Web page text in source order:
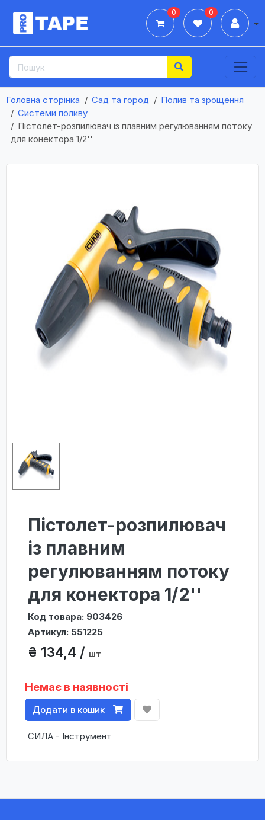
0 0
Головна сторінка Сад та город
Полив та зрощення
Системи поливу
Пістолет-розпилювач із плавним регулюванням потоку
для конектора 1/2''
Пістолет-розпилювач
із плавним
регулюванням потоку
для конектора 1/2''
Код товара: 903426
Артикул: 551225
₴ 134,4 / шт
Немає в наявності
Додати в кошик
СИЛА - Інструмент